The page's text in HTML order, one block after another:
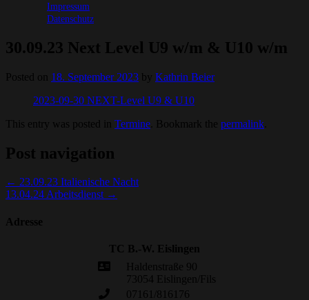
Impressum
Datenschutz
30.09.23 Next Level U9 w/m & U10 w/m
Posted on 18. September 2023 by Kathrin Beier
2023-09-30 NEXT-Level U9 & U10
This entry was posted in Termine . Bookmark the permalink
Post navigation
← 23.09.23 Italienische Nacht
13.04.24 Arbeitsdienst →
Adresse
TC B.-W. Eislingen
Haldenstraße 90
73054 Eislingen/Fils
07161/816176